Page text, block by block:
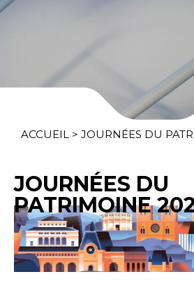
ACCUEIL > JOURNÉES DU
JOURNÉES DU
PATRIMOINE